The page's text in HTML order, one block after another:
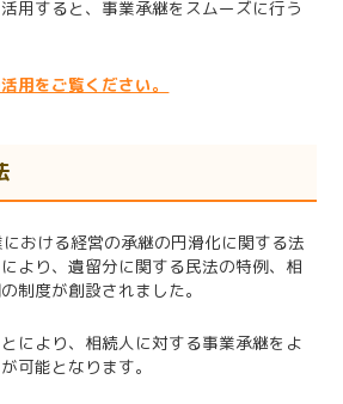
用すると、事業承継をスムーズに行う
用をご覧ください。
おける経営の承継の円滑化に関する法
より、遺留分に関する民法の特例、相
制度が創設されました。
により、相続人に対する事業承継をよ
可能となります。